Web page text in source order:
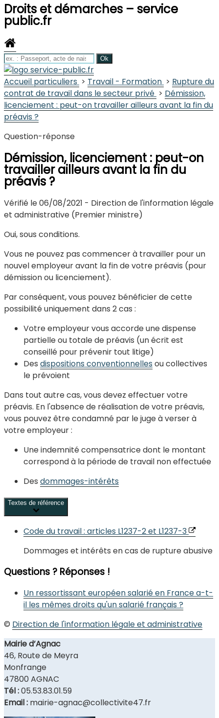
Site
officiel
la
Droits et démarches – service
public.fr
Accueil particuliers > Travail - Formation > Rupture du
contrat de travail dans le secteur privé > Démission,
licenciement : peut-on travailler ailleurs avant la fin du
préavis ?
Question-réponse
Démission, licenciement : peut-on
travailler ailleurs avant la fin du
préavis ?
Vérifié le 06/08/2021 - Direction de l'information légale
et administrative (Premier ministre)
Oui, sous conditions.
Vous ne pouvez pas commencer à travailler pour un
nouvel employeur avant la fin de votre préavis (pour
démission ou licenciement).
Par conséquent, vous pouvez bénéficier de cette
possibilité uniquement dans 2 cas :
Votre employeur vous accorde une dispense
partielle ou totale de préavis (un écrit est
conseillé pour prévenir tout litige)
Des dispositions conventionnelles ou collectives
le prévoient
Dans tout autre cas, vous devez effectuer votre
préavis. En l'absence de réalisation de votre préavis,
vous pouvez être condamné par le juge à verser à
votre employeur :
Une indemnité compensatrice dont le montant
correspond à la période de travail non effectuée
Des dommages-intérêts
Textes de référence
Code du travail : articles L1237-2 et L1237-3
Dommages et intérêts en cas de rupture abusive
Questions ? Réponses !
Un ressortissant européen salarié en France a-t-
il les mêmes droits qu'un salarié français ?
© Direction de l'information légale et administrative
Mairie d’Agnac
46, Route de Meyra
Monfrange
47800 AGNAC
Tél :05.53.83.01.59
Email : mairie-agnac@collectivite47.fr